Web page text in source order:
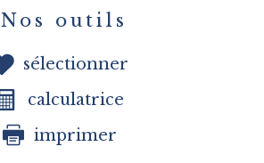
Nos outils
sélectionner
calculatrice
imprimer